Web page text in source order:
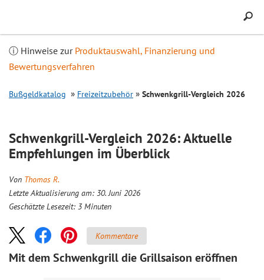
ⓘ Hinweise zur Produktauswahl, Finanzierung und
Bewertungsverfahren
Bußgeldkatalog Freizeitzubehör Schwenkgrill-Vergleich 2026
Schwenkgrill-Vergleich 2026: Aktuelle
Empfehlungen im Überblick
Von Thomas R.
Letzte Aktualisierung am: 30. Juni 2026
Geschätzte Lesezeit: 3 Minuten
Kommentare
Mit dem Schwenkgrill die Grillsaison eröffnen